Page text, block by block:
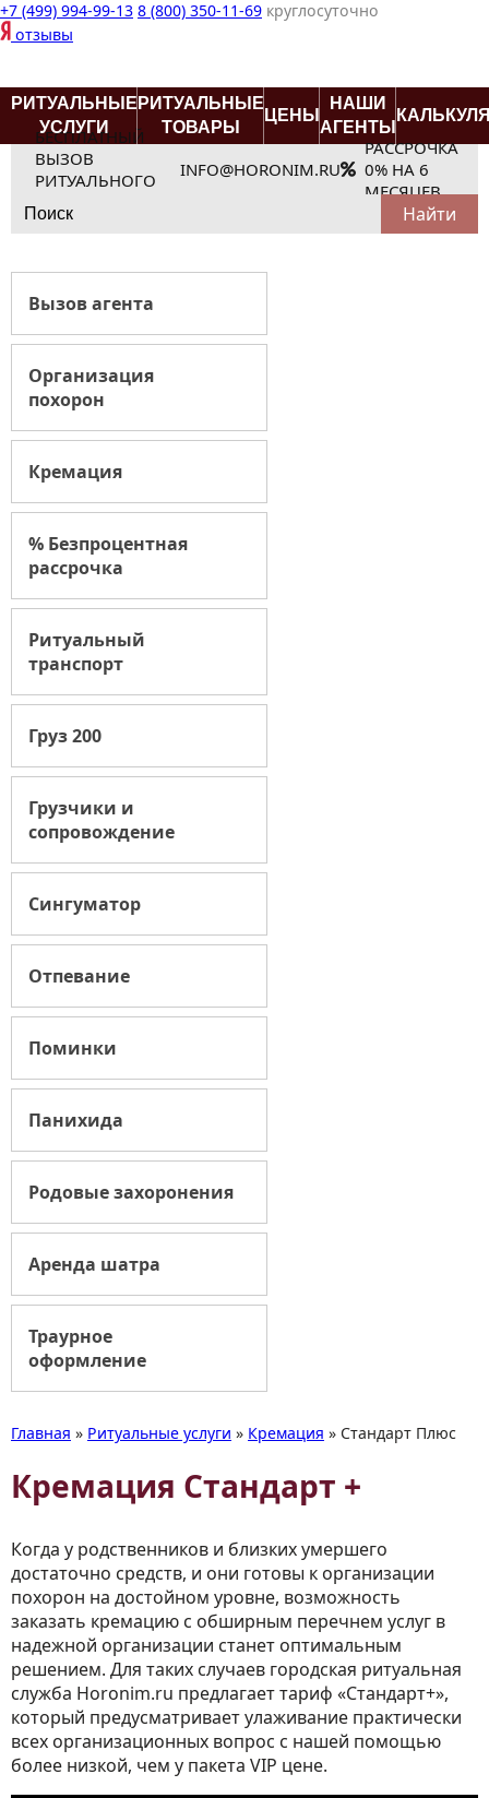
+7 (499) 994-99-13 8 (800) 350-11-69 круглосуточно
отзывы
РИТУАЛЬНЫЕ
УСЛУГИ
РИТУАЛЬНЫЕ
ТОВАРЫ
ЦЕНЫ
НАШИ
АГЕНТЫ
БЕСПЛАТНЫЙ
ВЫЗОВ
РИТУАЛЬНОГО
АГЕНТА
INFO@HORONIM.RU
РАССРОЧКА
0% НА 6
МЕСЯЦЕВ
for:
Вызов агента
Организация
похорон
Кремация
% Безпроцентная
рассрочка
Ритуальный
транспорт
Груз 200
Грузчики и
сопровождение
Сингуматор
Отпевание
Поминки
Панихида
Родовые захоронения
Аренда шатра
Траурное
оформление
Главная » Ритуальные услуги » Кремация » Стандарт Плюс
Кремация Стандарт +
Когда у родственников и близких умершего
достаточно средств, и они готовы к организации
похорон на достойном уровне, возможность
заказать кремацию с обширным перечнем услуг в
надежной организации станет оптимальным
решением. Для таких случаев городская ритуальная
служба Horonim.ru предлагает тариф «Стандарт+»,
который предусматривает улаживание практически
всех организационных вопрос с нашей помощью
более низкой, чем у пакета VIP цене.